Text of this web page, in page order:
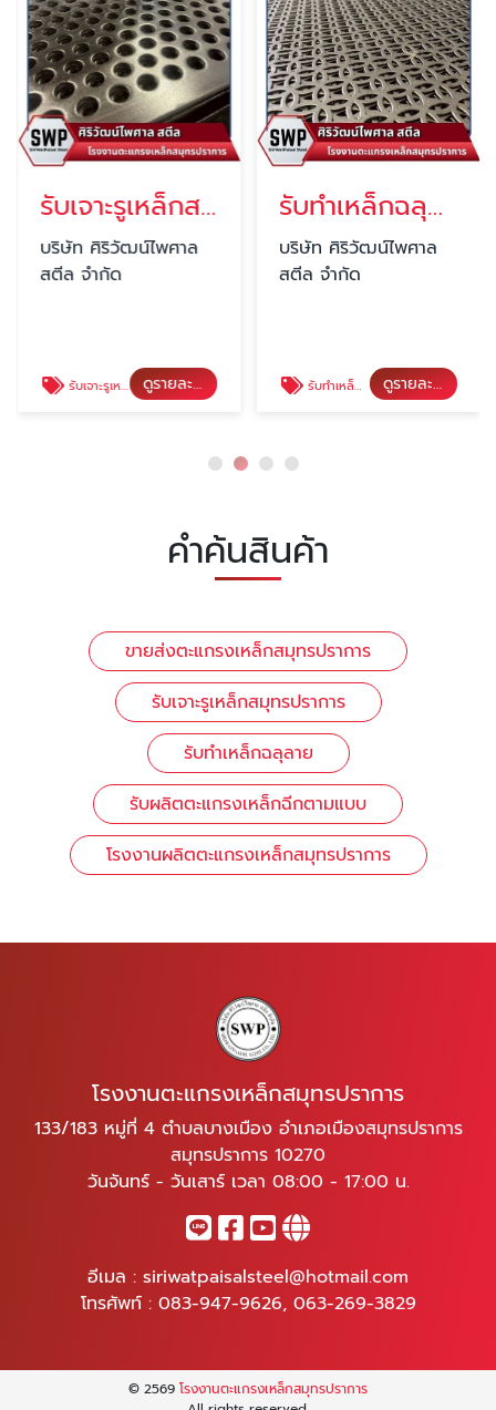
รับเจาะรูเหล็กสมุทรปราการ
บริษัท ศิริวัฒน์ไพศาล
สตีล จำกัด
รับเจาะรูเหล็กสมุทรปราการ ดูรายละเอียด
รับทำเหล็กฉลุลาย
บริษัท ศิริวัฒน์ไพศาล
สตีล จำกัด
รับทำเหล็กฉลุลาย ดูรายละเอียด
คำค้นสินค้า
ขายส่งตะแกรงเหล็กสมุทรปราการ
รับเจาะรูเหล็กสมุทรปราการ
รับทำเหล็กฉลุลาย
รับผลิตตะแกรงเหล็กฉีกตามแบบ
โรงงานผลิตตะแกรงเหล็กสมุทรปราการ
โรงงานตะแกรงเหล็กสมุทรปราการ
133/183 หมู่ที่ 4 ตำบลบางเมือง อำเภอเมืองสมุทรปราการ
สมุทรปราการ 10270
วันจันทร์ - วันเสาร์ เวลา 08:00 - 17:00 น.
อีเมล : siriwatpaisalsteel@hotmail.com
โทรศัพท์ : 083-947-9626, 063-269-3829
© 2569 โรงงานตะแกรงเหล็กสมุทรปราการ